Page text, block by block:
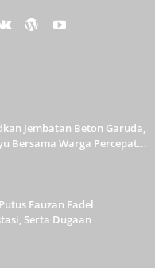
Jembatan Beton Garuda,
Bersama Warga Percepat...
Fauzan Fadel
Serta Dugaan